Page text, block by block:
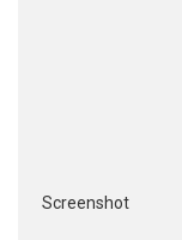
Screenshot